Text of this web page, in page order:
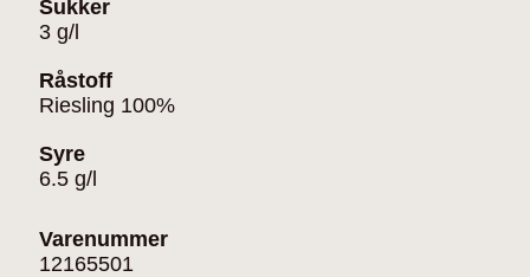
Sukker
3 g/l
Råstoff
Riesling 100%
Syre
6.5 g/l
Varenummer
12165501